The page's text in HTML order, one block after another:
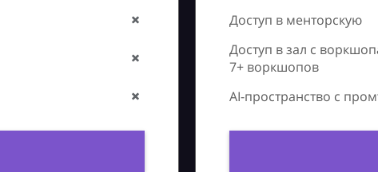
Доступ в менторскую
Доступ в зал с
7+ воркшопов
AI-пространство с